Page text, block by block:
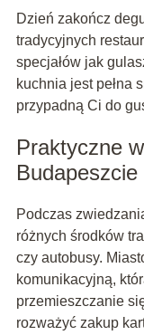
Dzień zakończ
tradycyjnych
specjałów jak
kuchnia jest pełna
przypadną Ci do
Praktyczne
Budapeszcie
Podczas
różnych środków
czy autobusy.
komunikacyjną,
przemieszczanie
rozważyć zakup